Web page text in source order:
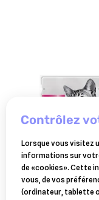
PURINA
purina pro plan
contrôlez
Lorsque vous visitez
informations sur
de «cookies». Cette
vous, de vos
(ordinateur, tablette